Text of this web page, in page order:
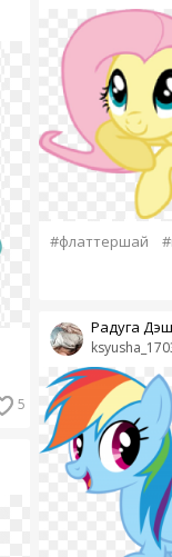
5
#флаттершай
Радуга Дэш